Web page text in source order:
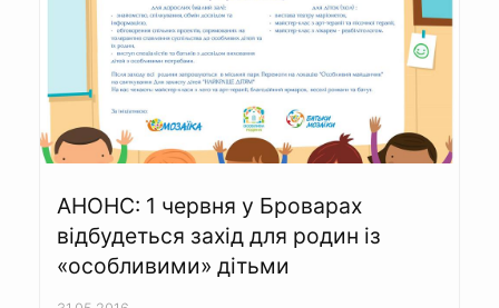
АНОНС: 1 червня у Броварах
відбудеться захід для родин із
«особливими» дітьми